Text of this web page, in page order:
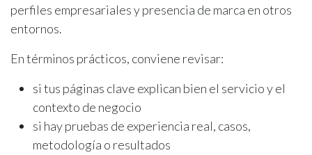
perfiles empresariales y presencia de marca en otros
entornos.
En términos prácticos, conviene revisar:
si tus páginas clave explican bien el servicio y el
contexto de negocio
si hay pruebas de experiencia real, casos,
metodología o resultados